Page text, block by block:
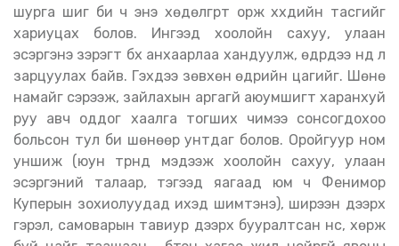
шурга шиг би ч энэ хөдөлгүүрт орж хүүхдийн тасгийг
хариуцах болов. Ингээд хоолойн сахуу, улаан
эсэргэнэ зэрэгт бүх анхаарлаа хандуулж, өдрүүдээ үүнд л
зарцуулах байв. Гэхдээ зөвхөн өдрийн цагийг. Шөнө
намайг сэрээж, зайлахын аргагүй аюумшигт харанхуй
руу авч оддог хаалга тогших чимээ сонсогдохоо
больсон тул би шөнөөр унтдаг болов. Оройгуур ном
уншиж (юун түрүүнд мэдээж хоолойн сахуу, улаан
эсэргэний талаар, тэгээд яагаад юм ч Фенимор
Куперын зохиолуудад ихэд шимтэнэ), ширээн дээрх
гэрэл, самоварын тавиур дээрх бууралтсан үнс, хөрж